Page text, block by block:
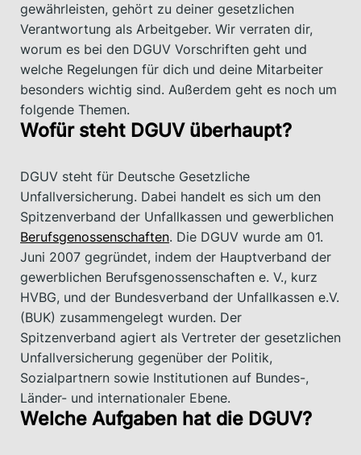
gewährleisten, gehört zu deiner gesetzlichen
Verantwortung als Arbeitgeber. Wir verraten dir,
worum es bei den DGUV Vorschriften geht und
welche Regelungen für dich und deine Mitarbeiter
besonders wichtig sind. Außerdem geht es noch um
folgende Themen.
Wofür steht DGUV überhaupt?
DGUV steht für Deutsche Gesetzliche
Unfallversicherung. Dabei handelt es sich um den
Spitzenverband der Unfallkassen und gewerblichen
Berufsgenossenschaften. Die DGUV wurde am 01.
Juni 2007 gegründet, indem der Hauptverband der
gewerblichen Berufsgenossenschaften e. V., kurz
HVBG, und der Bundesverband der Unfallkassen e.V.
(BUK) zusammengelegt wurden. Der
Spitzenverband agiert als Vertreter der gesetzlichen
Unfallversicherung gegenüber der Politik,
Sozialpartnern sowie Institutionen auf Bundes-,
Länder- und internationaler Ebene.
Welche Aufgaben hat die DGUV?